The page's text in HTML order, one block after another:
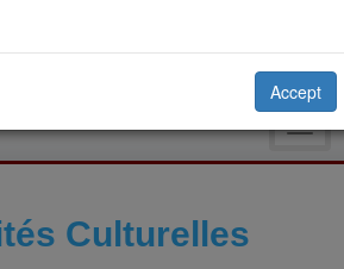
Culturelles
Accept